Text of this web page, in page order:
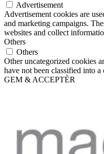
Advertisement
Advertisement cookies are
and marketing campaigns.
websites and collect
Others
Others
Other uncategorized cookies
have not been classified into a
GEM & ACCEPTÈR